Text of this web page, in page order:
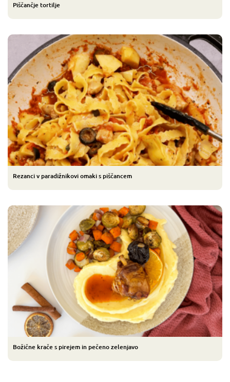
Piščančje tortilje
Rezanci v paradižnikovi omaki s piščancem
Božične krače s pirejem in pečeno zelenjavo